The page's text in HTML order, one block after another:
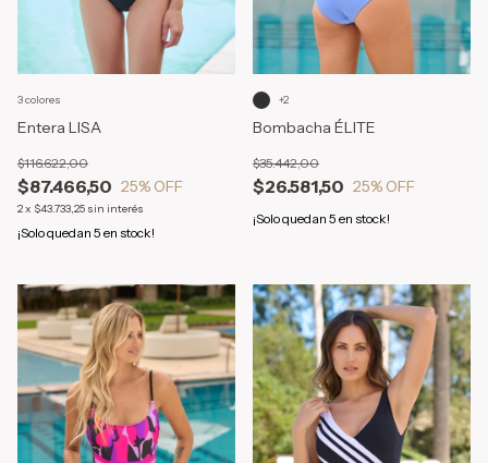
Entera LISA
$87.466,50
$116.622,00
25% OFF
2x $43.733,25 sin interés
¡Solo quedan 5 en stock!
3 colores
Bombacha ÉLITE
$26.581,50
$35.442,00
25% OFF
¡Solo quedan 5 en stock!
+2